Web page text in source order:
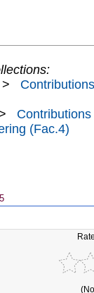
>
(Fac.4)